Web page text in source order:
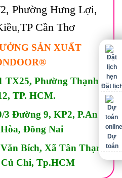
Phường Hưng Lợi,
Cần Thơ
SẢN XUẤT
TX25, Phường Thạnh
TP. HCM.
3 Đường 9, KP2, P.An
Đồng Nai
Bích, Xã Tân Thạnh
Chi, Tp.HCM
Đặt
Dự
toán